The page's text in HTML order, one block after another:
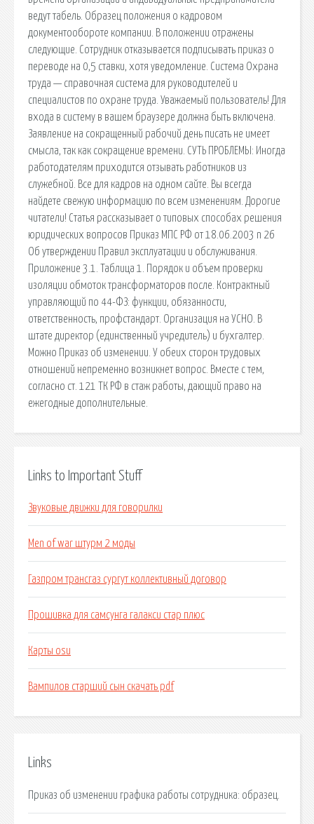
ведут табель. Образец положения о кадровом
документообороте компании. В положении отражены
следующие. Сотрудник отказывается подписывать приказ о
переводе на 0,5 ставки, хотя уведомление. Система Охрана
труда — справочная система для руководителей и
специалистов по охране труда. Уважаемый пользователь! Для
входа в систему в вашем браузере должна быть включена.
Заявление на сокращенный рабочий день писать не имеет
смысла, так как сокращение времени. СУТЬ ПРОБЛЕМЫ: Иногда
работодателям приходится отзывать работников из
служебной. Все для кадров на одном сайте. Вы всегда
найдете свежую информацию по всем изменениям. Дорогие
читатели! Статья рассказывает о типовых способах решения
юридических вопросов Приказ МПС РФ от 18.06.2003 n 26
Об утверждении Правил эксплуатации и обслуживания.
Приложение 3.1. Таблица 1. Порядок и объем проверки
изоляции обмоток трансформаторов после. Контрактный
управляющий по 44-ФЗ: функции, обязанности,
ответственность, профстандарт. Организация на УСНО. В
штате директор (единственный учредитель) и бухгалтер.
Можно Приказ об изменении. У обеих сторон трудовых
отношений непременно возникнет вопрос. Вместе с тем,
согласно ст. 121 ТК РФ в стаж работы, дающий право на
ежегодные дополнительные.
Links to Important Stuff
Звуковые движки для говорилки
Men of war штурм 2 моды
Газпром трансгаз сургут коллективный договор
Прошивка для самсунга галакси стар плюс
Карты osu
Вампилов старший сын скачать pdf
Links
Приказ об изменении графика работы сотрудника: образец.